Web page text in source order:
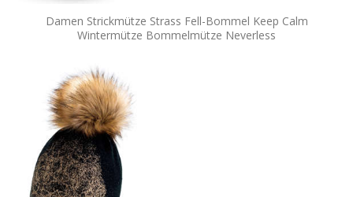
Damen Strickmütze Strass Fell-Bommel Keep Calm
Wintermütze Bommelmütze Neverless